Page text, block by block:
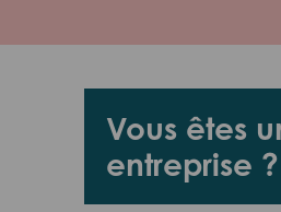
Vous êtes
entreprise ?